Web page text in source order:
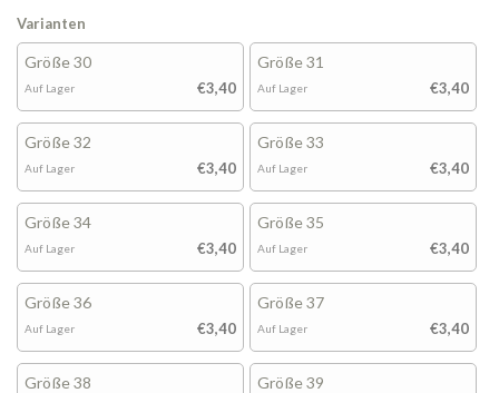
Varianten
Größe 30
€3,40
Auf Lager
Größe 31
€3,40
Auf Lager
Größe 32
€3,40
Auf Lager
Größe 33
€3,40
Auf Lager
Größe 34
€3,40
Auf Lager
Größe 35
€3,40
Auf Lager
Größe 36
€3,40
Auf Lager
Größe 37
€3,40
Auf Lager
Größe 38 Größe 39